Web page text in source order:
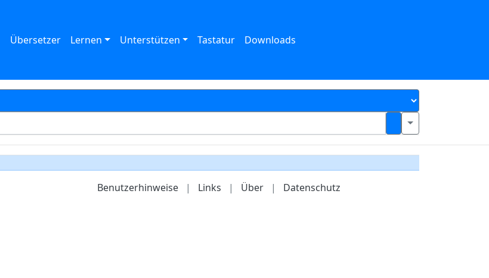
Übersetzer Lernen Unterstützen Tastatur Downloads
Benutzerhinweise | Links | Über | Datenschutz